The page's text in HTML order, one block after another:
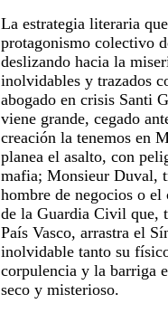
La estrategia literaria
protagonismo colectivo
deslizando hacia la
inolvidables y trazados
abogado en crisis Santi
viene grande, cegado
creación la tenemos en
planea el asalto, con
mafia; Monsieur Duval,
hombre de negocios o
de la Guardia Civil que,
País Vasco, arrastra el
inolvidable tanto su
corpulencia y la barriga
seco y misterioso.